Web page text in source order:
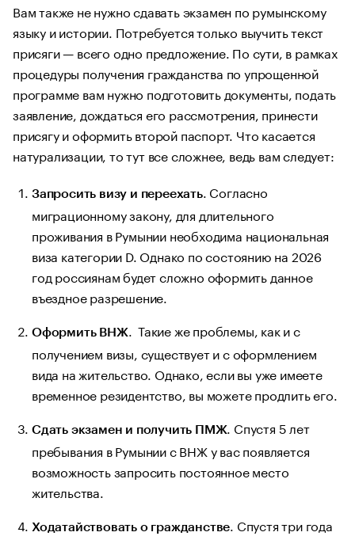
Вам также не нужно сдавать экзамен по румынскому
языку и истории. Потребуется только выучить текст
присяги — всего одно предложение. По сути, в рамках
процедуры получения гражданства по упрощенной
программе вам нужно подготовить документы, подать
заявление, дождаться его рассмотрения, принести
присягу и оформить второй паспорт. Что касается
натурализации, то тут все сложнее, ведь вам следует:
Запросить визу и переехать. Согласно
миграционному закону, для длительного
проживания в Румынии необходима национальная
виза категории D. Однако по состоянию на 2026
год россиянам будет сложно оформить данное
въездное разрешение.
Оформить ВНЖ. Такие же проблемы, как и с
получением визы, существует и с оформлением
вида на жительство. Однако, если вы уже имеете
временное резидентство, вы можете продлить его.
Сдать экзамен и получить ПМЖ. Спустя 5 лет
пребывания в Румынии с ВНЖ у вас появляется
возможность запросить постоянное место
жительства.
Ходатайствовать о гражданстве. Спустя три года